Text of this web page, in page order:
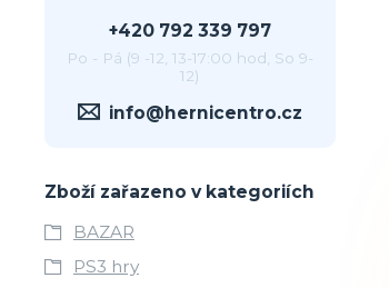
+420 792 339 797
Po - Pá (9 -12, 13-17:00 hod, So 9-
12)
info@hernicentro.cz
Zboží zařazeno v kategoriích
BAZAR
PS3 hry